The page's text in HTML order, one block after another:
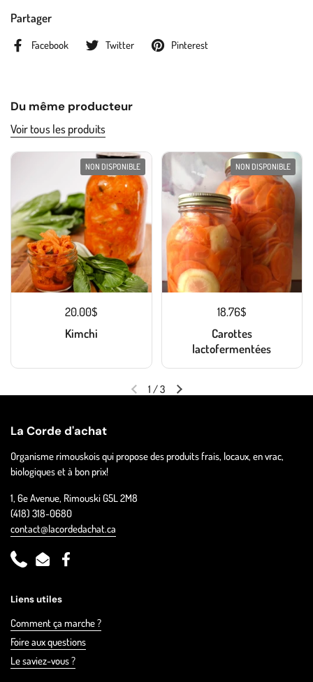
Partager
Facebook Twitter Pinterest
Du même producteur
Voir tous les produits
20.00$
Kimchi
NON DISPONIBLE
18.76$
Carottes
lactofermentées
NON DISPONIBLE
1 /3
La Corde d'achat
Organisme rimouskois qui propose des produits frais, locaux, en vrac,
biologiques et à bon prix!
1, 6e Avenue, Rimouski G5L 2M8
(418) 318-0680
contact@lacordedachat.ca
PhoneEmailFacebook
Liens utiles
Comment ça marche ?
Foire aux questions
Le saviez-vous ?